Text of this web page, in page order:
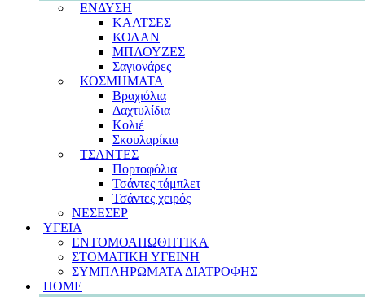
ΕΝΔΥΣΗ
ΚΑΛΤΣΕΣ
ΚΟΛΑΝ
ΜΠΛΟΥΖΕΣ
Σαγιονάρες
ΚΟΣΜΗΜΑΤΑ
Βραχιόλια
Δαχτυλίδια
Κολιέ
Σκουλαρίκια
ΤΣΑΝΤΕΣ
Πορτοφόλια
Τσάντες τάμπλετ
Τσάντες χειρός
ΝΕΣΕΣΕΡ
ΥΓΕΙΑ
ΕΝΤΟΜΟΑΠΩΘΗΤΙΚΑ
ΣΤΟΜΑΤΙΚΗ ΥΓΕΙΝΗ
ΣΥΜΠΛΗΡΩΜΑΤΑ ΔΙΑΤΡΟΦΗΣ
HOME